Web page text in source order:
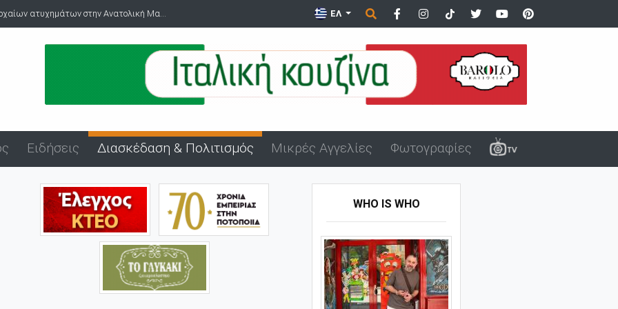
Ανατολική Μα... Στη Water Polo League 2 η ανδρική ομάδα πόλο του ΝΟΑ! ΕΛ
Ειδήσεις Διασκέδαση & Πολιτισμός Μικρές Αγγελίες Φωτογραφίες
WHO IS WHO